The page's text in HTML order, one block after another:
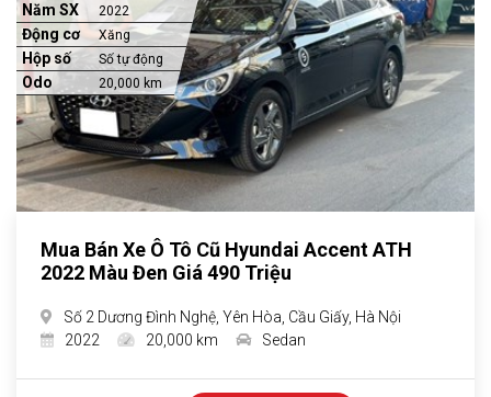
Năm SX 2022
Động cơ Xăng
Hộp số Số tự động
Odo 20,000 km
Mua Bán Xe Ô Tô Cũ Hyundai Accent ATH
2022 Màu Đen Giá 490 Triệu
Số 2 Dương Đình Nghệ, Yên Hòa, Cầu Giấy, Hà Nội
2022
20,000 km Sedan